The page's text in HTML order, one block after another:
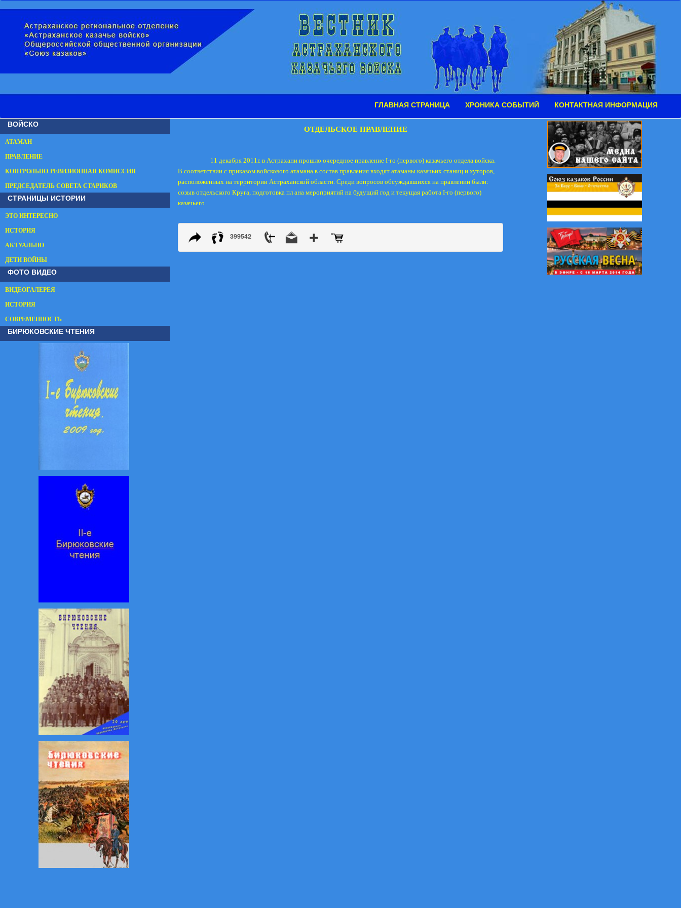
ГЛАВНАЯ СТРАНИЦА ХРОНИКА СОБЫТИЙ КОНТАКТНАЯ ИНФОРМАЦИЯ
ВОЙСКО
АТАМАН
ПРАВЛЕНИЕ
КОНТРОЛЬНО-РЕВИЗИОННАЯ КОМИССИЯ
ПРЕДСЕДАТЕЛЬ СОВЕТА СТАРИКОВ
СТРАНИЦЫ ИСТОРИИ
ЭТО ИНТЕРЕСНО
ИСТОРИЯ
АКТУАЛЬНО
ДЕТИ ВОЙНЫ
ФОТО ВИДЕО
ВИДЕОГАЛЕРЕЯ
ИСТОРИЯ
СОВРЕМЕННОСТЬ
БИРЮКОВСКИЕ ЧТЕНИЯ
ОТДЕЛЬСКОЕ ПРАВЛЕНИЕ
11 декабря 2011г. в Астрахани прошло очередное правлениеI-го (первого) казачьего отдела войска.
В соответствии с приказом войскового атамана в состав правления входят атаманы казачьих станиц и хуторов,
расположенных на территории Астраханской области. Среди вопросов обсуждавшихся на правлении были:
созыв отдельского Круга, подготовка пл ана мероприятий на будущий год и текущая работа I-го (первого)
казачьего
399542